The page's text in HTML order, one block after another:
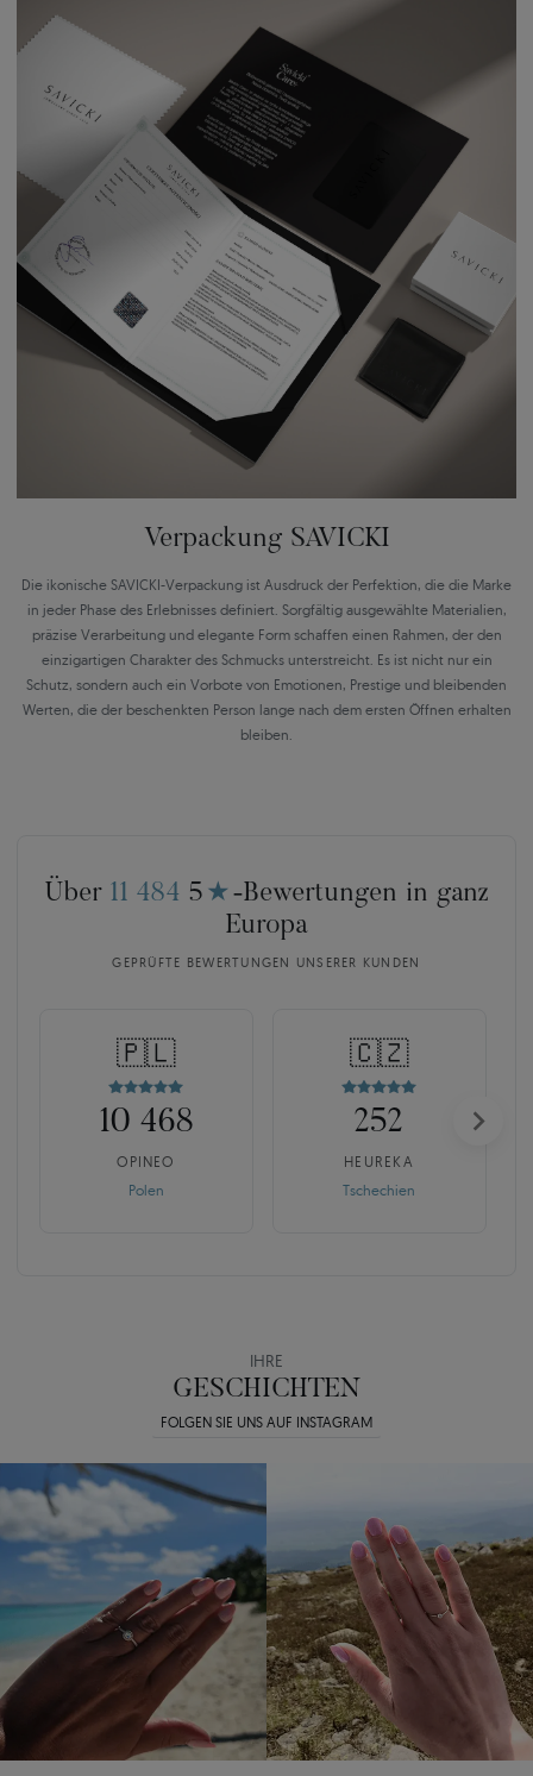
Verpackung SAVICKI
Die ikonische SAVICKI-Verpackung ist Ausdruck der Perfektion, die die Marke
in jeder Phase des Erlebnisses definiert. Sorgfältig ausgewählte Materialien,
präzise Verarbeitung und elegante Form schaffen einen Rahmen, der den
einzigartigen Charakter des Schmucks unterstreicht. Es ist nicht nur ein
Schutz, sondern auch ein Vorbote von Emotionen, Prestige und bleibenden
Werten, die der beschenkten Person lange nach dem ersten Öffnen erhalten
bleiben.
Über 11 484 5 ★ -Bewertungen in ganz
Europa
GEPRÜFTE BEWERTUNGEN UNSERER KUNDEN
🇵🇱
10 468
OPINEO
Polen
🇨🇿
252
HEUREKA
Tschechien
IHRE
GESCHICHTEN
FOLGEN SIE UNS AUF INSTAGRAM